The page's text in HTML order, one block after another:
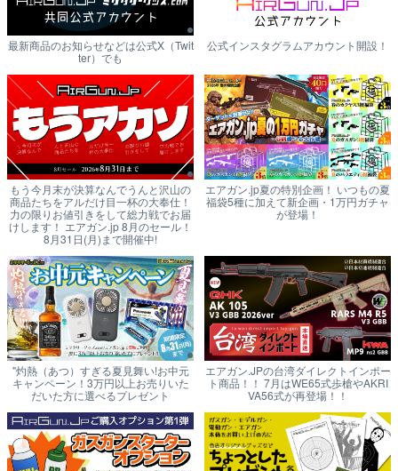
最新商品のお知らせなどは公式X（Twit
ter）でも
公式インスタグラムアカウント開設！
もう今月末が決算なんでうんと沢山の
商品たちをアルだけ目一杯の大奉仕！
力の限りお値引きをして総力戦でお届
けします！ エアガン.jp 8月のセール！
8月31日(月)まで開催中!
エアガン.jp夏の特別企画！ いつもの夏
福袋5種に加えて新企画・1万円ガチャ
が登場！
"灼熱（あつ）すぎる夏見舞い!お中元
キャンペーン！3万円以上お売りいた
だいた方に選べるプレゼント
エアガン.JPの台湾ダイレクトインポー
ト商品！！ 7月はWE65式歩槍やAKRI
VA56式が再登場！！